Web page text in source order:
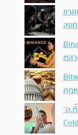
ชา
ลง
ตล
กฎ
‘อ.